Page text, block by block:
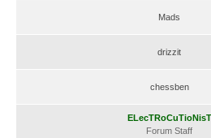
Mads
drizzit
chessben
ELecTRoCuTioNisT
Forum Staff